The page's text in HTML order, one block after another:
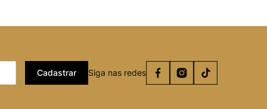
Cadastrar Siga nas redes